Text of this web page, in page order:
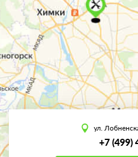
ул.
+7 (499)